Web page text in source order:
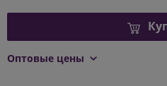
Оптовые цены